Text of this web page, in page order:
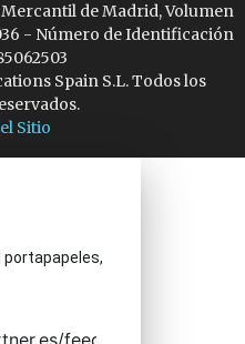
de Madrid, Volumen
- Número de Identificación
Spain S.L. Todos los
Sitio
portapapeles,